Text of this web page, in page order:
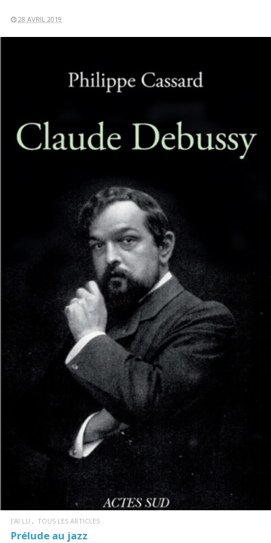
28 AVRIL 2019
LIRE LA SUITE
J'AI LU TOUS LES ARTICLES
Prélude au jazz